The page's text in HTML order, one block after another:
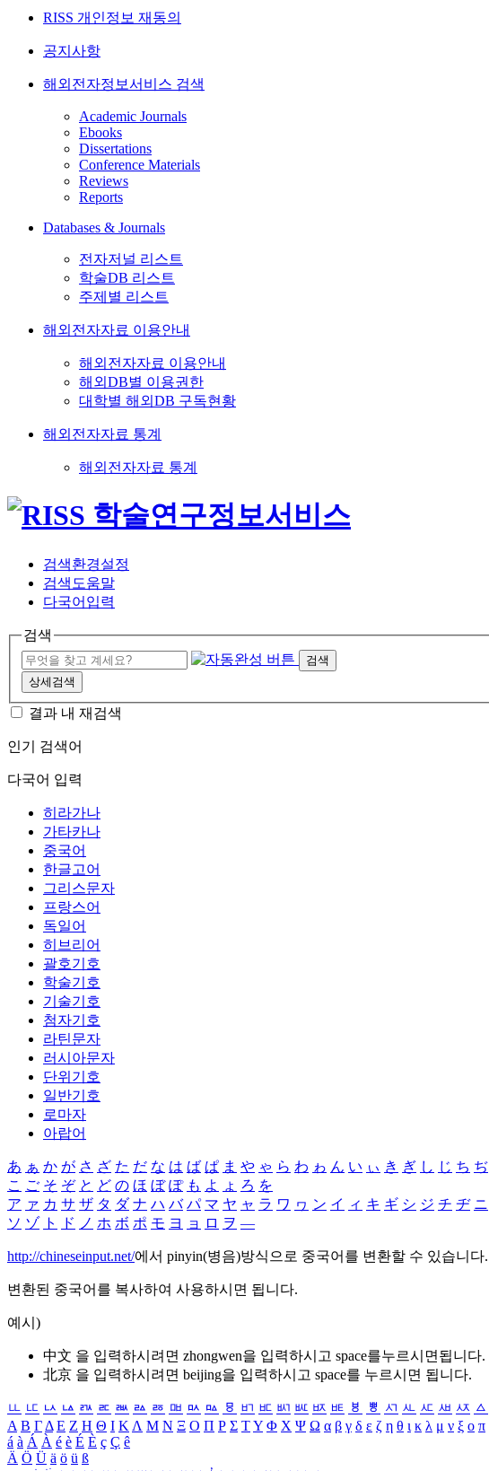
RISS 개인정보 재동의
공지사항
해외전자정보서비스 검색
Academic Journals
Ebooks
Dissertations
Conference Materials
Reviews
Reports
Databases & Journals
전자저널 리스트
학술DB 리스트
주제별 리스트
해외전자자료 이용안내
해외전자자료 이용안내
해외DB별 이용권한
대학별 해외DB 구독현황
해외전자자료 통계
해외전자자료 통계
검색환경설정
검색도움말
다국어입력
검색
검색
상세검색
결과 내 재검색
인기 검색어
다국어 입력
히라가나
가타카나
중국어
한글고어
그리스문자
프랑스어
독일어
히브리어
괄호기호
학술기호
기술기호
첨자기호
라틴문자
러시아문자
단위기호
일반기호
로마자
아랍어
あ ぁ か が さ ざ た だ な は ば ぱ ま や ゃ ら わ ゎ ん い ぃ き ぎ し じ ち ぢ
こ ご そ ぞ と ど の ほ ぼ ぽ も よ ょ ろ を
ア ァ カ サ ザ タ ダ ナ ハ バ パ マ ヤ ャ ラ ワ ヮ ン イ ィ キ ギ シ ジ チ ヂ ニ
ソ ゾ ト ド ノ ホ ボ ポ モ ヨ ョ ロ ヲ ―
http://chineseinput.net/에서 pinyin(병음)방식으로 중국어를 변환할 수 있습니다.
변환된 중국어를 복사하여 사용하시면 됩니다.
예시)
中文 을 입력하시려면 zhongwen을 입력하시고 space를누르시면됩니다.
北京 을 입력하시려면 beijing을 입력하시고 space를 누르시면 됩니다.
ㅥ ㅦ ㅧ ㅨ ㅩ ㅪ ㅫ ㅬ ㅭ ㅮ ㅯ ㅰ ㅱ ㅲ ㅳ ㅴ ㅵ ㅶ ㅷ ㅸ ㅹ ㅺ ㅻ ㅼ ㅽ ㅾ ㅿ
Α Β ΓΔ Ε Ζ Η Θ Ι ΚΛ Μ Ν Ξ Ο Π Ρ Σ ΤΥ Φ Χ Ψ Ω α β γ δ ε ζ η θ ι κ λ μ ν ξ ο π
á à Á À é è É È ç Ç ê
Ä Ö Ü ä ö ü ß